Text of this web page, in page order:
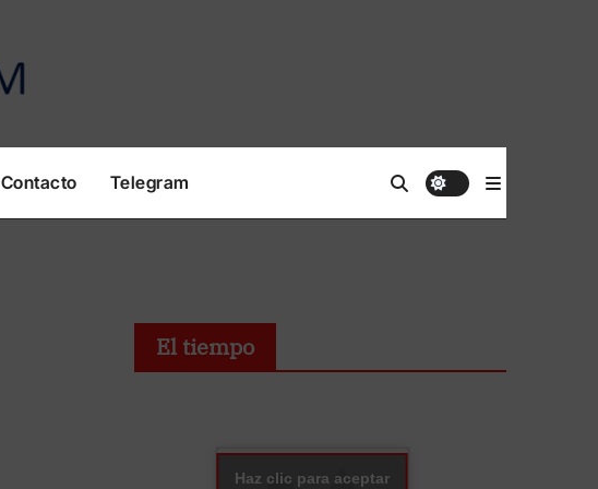
Contacto Telegram
El tiempo
Haz clic para aceptar